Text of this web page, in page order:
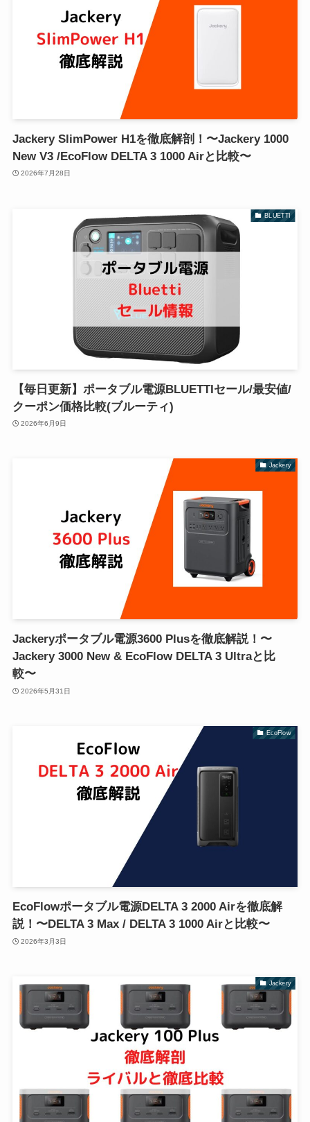
Jackery SlimPower H1を徹底解剖！〜Jackery 1000
New V3 /EcoFlow DELTA 3 1000 Airと比較〜
2026年7月28日
BLUETTI
【毎日更新】ポータブル電源BLUETTIセール/最安値/
クーポン価格比較(ブルーティ)
2026年6月9日
Jackery
Jackeryポータブル電源3600 Plusを徹底解説！〜
Jackery 3000 New & EcoFlow DELTA 3 Ultraと比
較〜
2026年5月31日
EcoFlow
EcoFlowポータブル電源DELTA 3 2000 Airを徹底解
説！〜DELTA 3 Max / DELTA 3 1000 Airと比較〜
2026年3月3日
Jackery